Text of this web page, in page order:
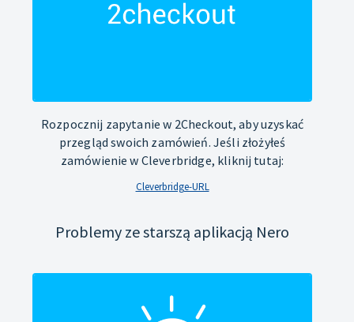
Rozpocznij zapytanie w 2Checkout, aby uzyskać
przegląd swoich zamówień. Jeśli złożyłeś
zamówienie w Cleverbridge, kliknij tutaj:
Cleverbridge-URL
Problemy ze starszą aplikacją Nero